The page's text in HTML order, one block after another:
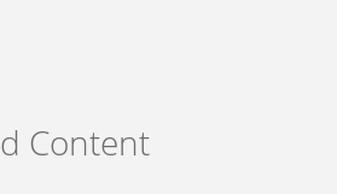
Content